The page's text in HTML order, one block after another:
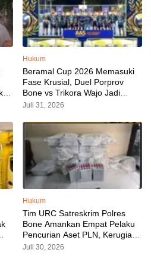
Hukum
Beramal Cup 2026 Memasuki
Fase Krusial, Duel Porprov
Bone vs Trikora Wajo Jadi
Sorotan Malam Ini
Juli 31, 2026
Hukum
Tim URC Satreskrim Polres
Bone Amankan Empat Pelaku
Pencurian Aset PLN, Kerugian
Ditaksir Capai Rp 3 Milyar
Juli 30, 2026